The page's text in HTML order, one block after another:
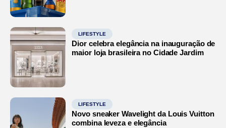
LIFESTYLE
Dior celebra elegância na inauguração de
maior loja brasileira no Cidade Jardim
LIFESTYLE
Novo sneaker Wavelight da Louis Vuitton
combina leveza e elegância